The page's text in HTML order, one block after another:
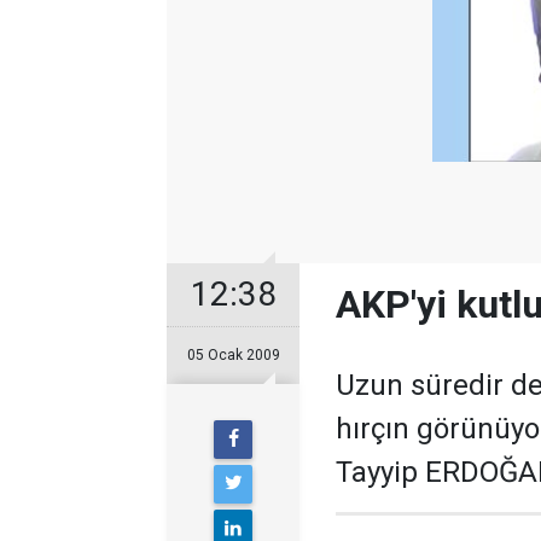
12:38
05 Ocak 2009
AKP'yi
Uzun süredir
hırçın
Tayyip